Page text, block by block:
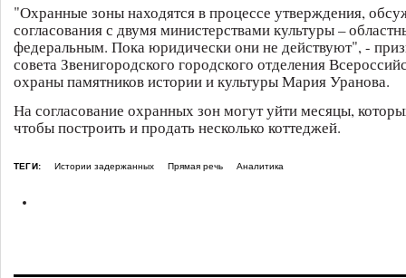
"Охранные зоны находятся в процессе утверждения,
согласования с двумя министерствами культуры –
федеральным. Пока юридически они не действуют", -
совета Звенигородского городского отделения
охраны памятников истории и культуры Мария Уранова.
На согласование охранных зон могут уйти месяцы,
чтобы построить и продать несколько коттеджей.
ТЕГИ: Истории задержанных Прямая речь Аналитика